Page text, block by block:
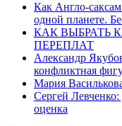
Как Англо-
одной планете.
КАК ВЫБРАТЬ
ПЕРЕПЛАТ
Александр
конфликтная
Мария
Сергей
оценка